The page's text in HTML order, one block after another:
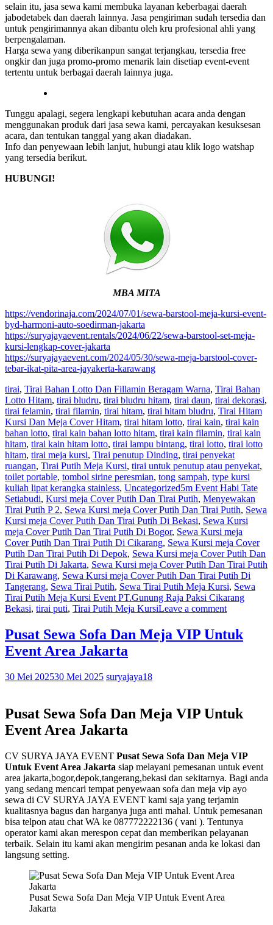
selain itu, jasa sewa kami membuka layanan keberbagai daerah
jabodetabek dan daerah lainnya. Jasa pengiriman sudah tersedia dan
untuk pengirimannya akan dibantu oleh kru profesional ahli yang
berpengalaman.
Harga sewa yang diberikanpun sangat terjangkau, tersedia free
ongkir dan juga promo-promo menarik lain disetiap event-event
tertentu untuk berbagai daerah lainnya juga.
Tunggu apalagi, segera lengkapi kebutuhan acara anda dengan
menggunakan produk dari jasa sewa kami, percayakan kesuksesan
acara, dan tentukan tanggal yang akan diadakan.
Info dan penyewaan lebih lanjut, hubungi atau klik logo watshap
yang tersedia berikut.
HUBUNGI!
MBA MITA
https://vendorinaja.com/2024/07/01/sewa-barstool-meja-kursi-event-
byd-harmoni-auto-soedirman-jakarta
https://suryajayaevent.rentals/2024/06/22/sewa-barstool-set-meja-
kursi-lengkap-cover-jakarta
https://suryajayaevent.com/2024/05/30/sewa-meja-barstool-cover-
tebar-ikat-pita-area-jayakerta-karawang
tirai, Tirai Bahan Lotto Dan Fillamin Beragam Warna, Tirai Bahan
Lotto Hitam, tirai bludru, tirai bludru hitam, tirai daun, tirai dekorasi,
tirai felamin, tirai filamin, tirai hitam, tirai hitam bludru, Tirai Hitam
Kursi Dan Meja Cover Hitam, tirai hitam lotto, tirai kain, tirai kain
bahan lotto, tirai kain bahan lotto hitam, tirai kain filamin, tirai kain
hitam, tirai kain hitam lotto, tirai lampu bintang, tirai lotto, tirai lotto
hitam, tirai meja kursi, Tirai penutup Dinding, tirai penyekat
ruangan, Tirai Putih Meja Kursi, tirai untuk penutup atau penyekat,
toilet portable, tombol sirine peresmian, tong sampah, type kursi
kuliah lipat kerangka stainless, Uncategorized5m Event Habi Tate
Setiabudi, Kursi meja Cover Putih Dan Tirai Putih, Menyewakan
Tirai Putih P 2, Sewa Kursi meja Cover Putih Dan Tirai Putih, Sewa
Kursi meja Cover Putih Dan Tirai Putih Di Bekasi, Sewa Kursi
meja Cover Putih Dan Tirai Putih Di Bogor, Sewa Kursi meja
Cover Putih Dan Tirai Putih Di Cikarang, Sewa Kursi meja Cover
Putih Dan Tirai Putih Di Depok, Sewa Kursi meja Cover Putih Dan
Tirai Putih Di Jakarta, Sewa Kursi meja Cover Putih Dan Tirai Putih
Di Karawang, Sewa Kursi meja Cover Putih Dan Tirai Putih Di
Tangerang, Sewa Tirai Putih, Sewa Tirai Putih Meja Kursi, Sewa
Tirai Putih Meja Kursi Event PT.Gunung Raja Paksi Cikarang
Bekasi, tirai puti, Tirai Putih Meja KursiLeave a comment
Pusat Sewa Sofa Dan Meja VIP Untuk
Event Area Jakarta
30 Mei 202530 Mei 2025 suryajaya18
Pusat Sewa Sofa Dan Meja VIP Untuk
Event Area Jakarta
CV SURYA JAYA EVENT Pusat Sewa Sofa Dan Meja VIP
Untuk Event Area Jakarta siap melayani pemesanan untuk event
area jakarta,bogor,depok,tangerang,bekasi dan sekitarnya. Bagi anda
yang sedang mencari tempat penyewaan sofa dan meja vip ayo
sewa di CV SURYA JAYA EVENT kami saja yang terjamin
kualitasnya bagus dan harganya juga anti mahal. Untuk pemesanan
bisa telpon atau chat WA ke 087772222136 ( vani ). Tentunya
operator kami akan merespon cepat dan memberikan pelayanan
terbaik. Selain itu kami akan mengirim pesanan anda ke lokasi dan
langsung setting.
Pusat Sewa Sofa Dan Meja VIP Untuk Event Area
Jakarta